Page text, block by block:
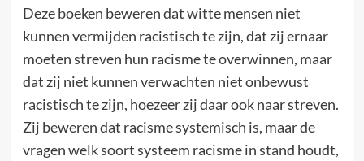
Deze boeken beweren dat witte mensen niet
kunnen vermijden racistisch te zijn, dat zij ernaar
moeten streven hun racisme te overwinnen, maar
dat zij niet kunnen verwachten niet onbewust
racistisch te zijn, hoezeer zij daar ook naar streven.
Zij beweren dat racisme systemisch is, maar de
vragen welk soort systeem racisme in stand houdt,